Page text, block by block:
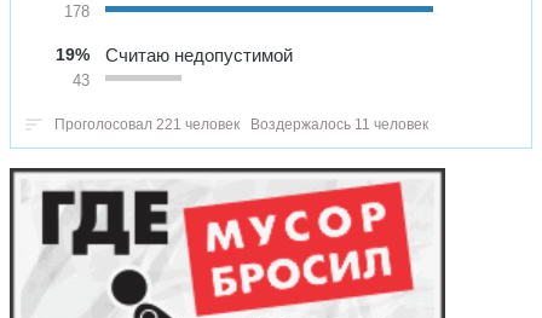
178
19%
43
Считаю недопустимой
Проголосовал 221 человек Воздержалось 11 человек